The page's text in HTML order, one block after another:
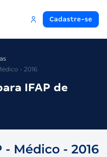
Cadastre-se
- 2016
IFAP de
- Médico - 2016